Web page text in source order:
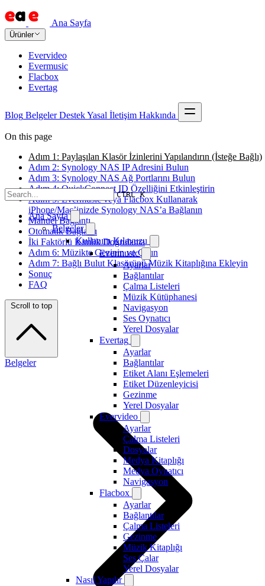
Ana Sayfa
Ürünler
Evervideo
Evermusic
Flacbox
Evertag
Blog Belgeler DestekYasal İletişim Hakkında
CTRL K
Ana Sayfa
Belgeler
Kullanım Kılavuzu
Evermusic
Ayarlar
Bağlantılar
Çalma Listeleri
Müzik Kütüphanesi
Navigasyon
Ses Oynatıcı
Yerel Dosyalar
Evertag
Ayarlar
Bağlantılar
Etiket Alanı Eşlemeleri
Etiket Düzenleyicisi
Gezinme
Yerel Dosyalar
Evervideo
Ayarlar
Çalma Listeleri
Dosyalar
Medya Kitaplığı
Medya Oynatıcı
Navigasyon
Flacbox
Ayarlar
Bağlantılar
Çalma Listeleri
Gezinme
Müzik Kitaplığı
Ses Çalar
Yerel Dosyalar
Nasıl Yapılır
On this page
Adım 1: Paylaşılan Klasör İzinlerini Yapılandırın (İsteğe Bağlı)
Adım 2: Synology NAS IP Adresini Bulun
Adım 3: Synology NAS Ağ Portlarını Bulun
Adım 4: QuickConnect ID Özelliğini Etkinleştirin
Adım 5: Evermusic veya Flacbox Kullanarak
iPhone/Mac’inizde Synology NAS’a Bağlanın
Manuel Bağlantı
Otomatik Bağlantı
İki Faktörlü Kimlik Doğrulama
Adım 6: Müzikte Gezinin ve Çalın
Adım 7: Bağlı Bulut Klasörünü Müzik Kitaplığına Ekleyin
Sonuç
FAQ
Scroll to top
Belgeler